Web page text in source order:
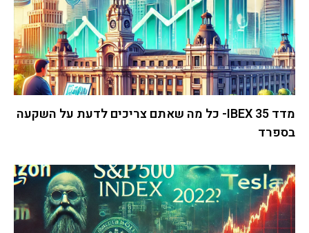
מדד IBEX 35- כל מה שאתם צריכים לדעת על השקעה
בספרד